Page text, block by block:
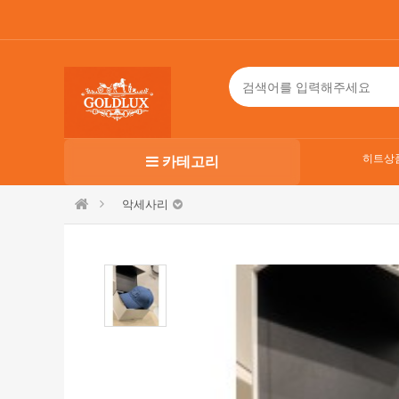
카테고리 히트상
악세사리